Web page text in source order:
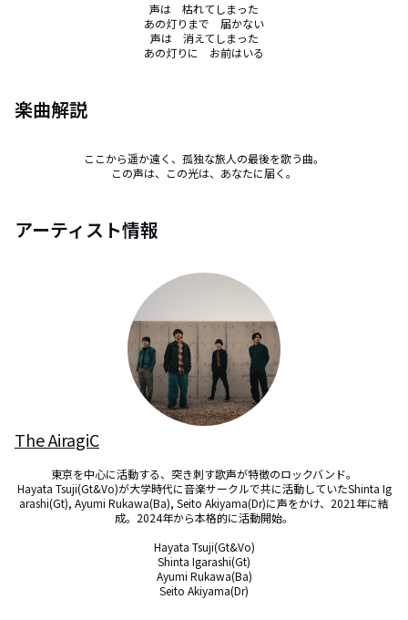
声は　枯れてしまった
あの灯りまで　届かない
声は　消えてしまった
あの灯りに　お前はいる
楽曲解説
ここから遥か遠く、孤独な旅人の最後を歌う曲。
この声は、この光は、あなたに届く。
アーティスト情報
The AiragiC
東京を中心に活動する、突き刺す歌声が特徴のロックバンド。
Hayata Tsuji(Gt&Vo)が大学時代に音楽サークルで共に活動していたShinta Ig
arashi(Gt), Ayumi Rukawa(Ba), Seito Akiyama(Dr)に声をかけ、2021年に結
成。2024年から本格的に活動開始。
Hayata Tsuji(Gt&Vo)
Shinta Igarashi(Gt)
Ayumi Rukawa(Ba)
Seito Akiyama(Dr)